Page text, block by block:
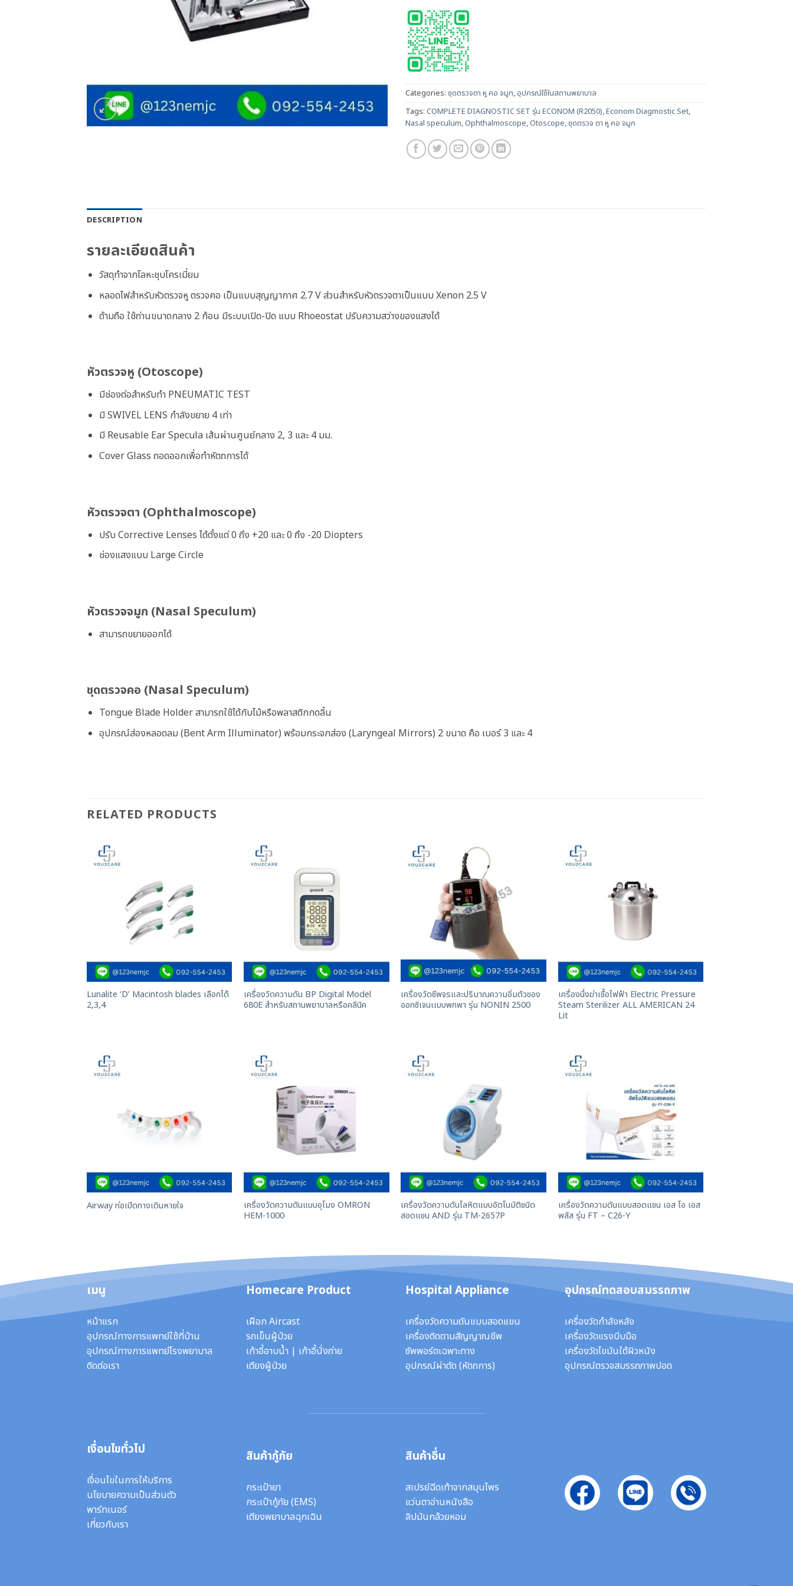
Categories: ชุดตรวจตา หู คอ จมูก,อุปกรณ์ใช้ในสถานพยาบาล
Tags: COMPLETE DIAGNOSTIC SET รุ่น ECONOM (R2050),Econom Diagmostic Set,
Nasal speculum,Ophthalmoscope,Otoscope,ชุดตรวจ ตา หู คอ จมูก
DESCRIPTION
รายละเอียดสินค้า
วัสดุทำจากโลหะชุบโครเมี่ยม
หลอดไฟสำหรับหัวตรวจหู ตรวจคอ เป็นแบบสุญญากาศ 2.7 V ส่วนสำหรับหัวตรวจตาเป็นแบบ Xenon 2.5 V
ด้ามถือ ใช้ถ่านขนาดกลาง 2 ก้อน มีระบบเปิด-ปิด แบบ Rhoeostat ปรับความสว่างของแสงได้
หัวตรวจหู (Otoscope)
มีช่องต่อสำหรับทำ PNEUMATIC TEST
มี SWIVEL LENS กำลังขยาย 4 เท่า
มี Reusable Ear Specula เส้นผ่านศูนย์กลาง 2, 3 และ 4 มม.
Cover Glass ถอดออกเพื่อทำหัตถการได้
หัวตรวจตา (Ophthalmoscope)
ปรับ Corrective Lenses ได้ตั้งแต่ 0 ถึง +20 และ 0 ถึง -20 Diopters
ช่องแสงแบบ Large Circle
หัวตรวจจมูก (Nasal Speculum)
สามารถขยายออกได้
ชุดตรวจคอ (Nasal Speculum)
Tongue Blade Holder สามารถใช้ได้กับไม้หรือพลาสติกกดลิ้น
อุปกรณ์ส่องหลอดลม (Bent Arm Illuminator) พร้อมกระจกส่อง (Laryngeal Mirrors) 2 ขนาด คือ เบอร์ 3 และ 4
RELATED PRODUCTS
Lunalite ‘D’ Macintosh blades เลือกได้
2,3,4
เครื่องวัดความดัน BP Digital Model
680E สำหรับสถานพยาบาลหรือคลีนิค
เครื่องวัดชีพจรและปริมาณความอิ่มตัวของ
ออกซิเจนเเบบพกพา รุ่น NONIN 2500
เครื่องนึ่งฆ่าเชื้อไฟฟ้า Electric Pressure
Steam Sterilizer ALL AMERICAN 24
Lit
Airway ท่อเปิดทางเดินหายใจ
เครื่องวัดความดันแบบอุโมง OMRON
HEM-1000
เครื่องวัดความดันโลหิตแบบอัตโนมัติชนิด
สอดแขน AND รุ่น TM-2657P
เครื่องวัดความดันแบบสอดแขน เอส โอ เอส
พลัส รุ่น FT – C26-Y
เมนู
หน้าแรก
อุปกรณ์ทางการแพทย์ใช้ที่บ้าน
อุปกรณ์ทางการแพทย์โรงพยาบาล
ติดต่อเรา
Homecare Product
เฝือก Aircast
รถเข็นผู้ป่วย
เก้าอี้อาบน้ำ | เก้าอี้นั่งถ่าย
เตียงผู้ป่วย
Hospital Appliance
เครื่องวัดความดันแบบสอดแขน
เครื่องติดตามสัญญาณชีพ
ซัพพอร์ตเฉพาะทาง
อุปกรณ์ผ่าตัด (หัตถการ)
อุปกรณ์ทดสอบสมรรถภาพ
เครื่องวัดกำลังหลัง
เครื่องวัดแรงบีบมือ
เครื่องวัดไขมันใต้ผิวหนัง
อุปกรณ์ตรวจสมรรถภาพปอด
เงื่อนไขทั่วไป
เงื่อนไขในการให้บริการ
นโยบายความเป็นส่วนตัว
พาร์ทเนอร์
เกี่ยวกับเรา
สินค้ากู้ภัย
กระเป๋ายา
กระเป๋ากู้ภัย (EMS)
เตียงพยาบาลฉุกเฉิน
สินค้าอื่น
สเปรย์ฉีดเท้าจากสมุนไพร
แว่นตาอ่านหนังสือ
ลิปมันกล้วยหอม